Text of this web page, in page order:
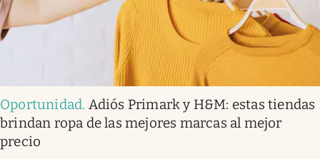
Oportunidad. Adiós Primark y H&M: estas tiendas
brindan ropa de las mejores marcas al mejor
precio